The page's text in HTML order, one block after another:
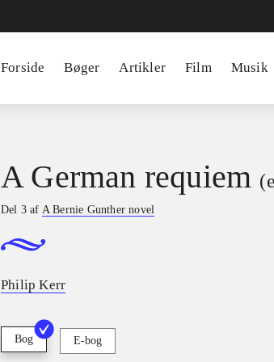
Forside Bøger Artikler Film Musik
A German requiem
Del 3 af A Bernie Gunther novel
Philip Kerr
Bog E-bog